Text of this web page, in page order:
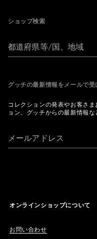
ショップ検索
都道府県等/国、地域
グッチの最新情報をメールで
コレクションの発表やお客さ
ョン、グッチからの最新情報な
メールアドレス
オンラインショップについて
お問い合わせ